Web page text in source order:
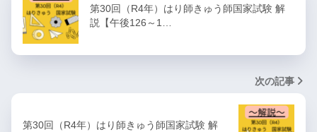
第30回（R4年）はり師きゅう師国家試験 解
説【午後126～1…
次の記事
第30回（R4年）はり師きゅう師国家試験 解